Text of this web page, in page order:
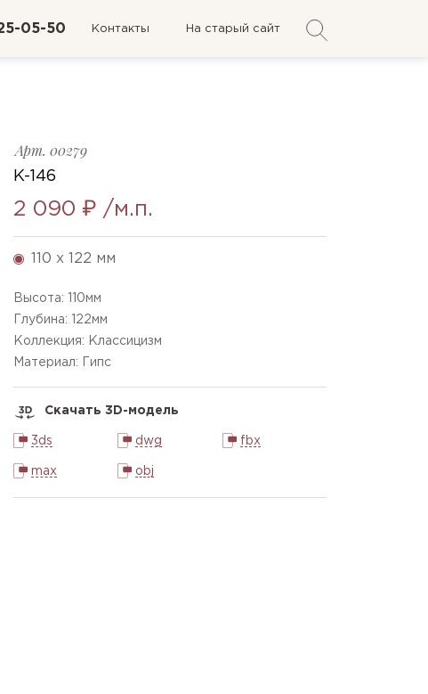
05-50 Контакты На старый сайт
Арт. 00279
K-146
2 090 ₽ /м.п.
110 x 122 мм
Высота: 110мм
Глубина:
122мм
Коллекция: Классицизм
Материал: Гипс
Скачать 3D-модель
3ds dwg fbx
max obj